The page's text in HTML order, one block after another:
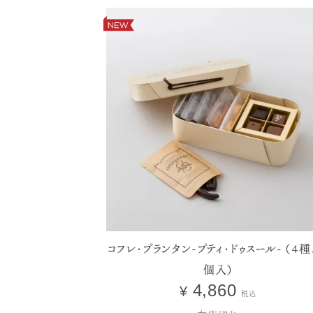
コフレ・プランタン-プティ・ドゥスール- （4種
個入）
¥ 4,860 税込